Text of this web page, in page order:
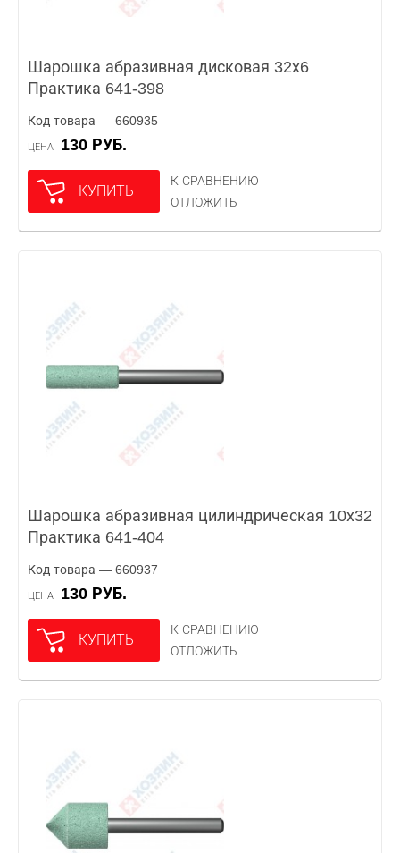
Шарошка абразивная дисковая 32х6
Практика 641-398
Код товара — 660935
ЦЕНА 130 РУБ.
КУПИТЬ
К СРАВНЕНИЮ
ОТЛОЖИТЬ
Шарошка абразивная цилиндрическая 10х32
Практика 641-404
Код товара — 660937
ЦЕНА 130 РУБ.
КУПИТЬ
К СРАВНЕНИЮ
ОТЛОЖИТЬ